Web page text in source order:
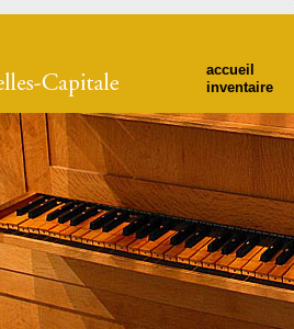
accueil
inventaire